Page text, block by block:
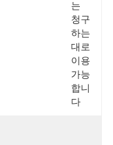
는
청구
하는
대로
이용
가능
합니
다